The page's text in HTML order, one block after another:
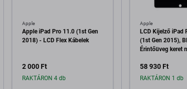
Apple
Apple iPad Pro 11.0 (1st Gen
2018) - LCD Flex Kábelek
2 000 Ft
RAKTÁRON 4 db
Apple
LCD Kijelző iPad
(1st Gen 2015),
Érintőüveg keret
58 930 Ft
RAKTÁRON 1 db